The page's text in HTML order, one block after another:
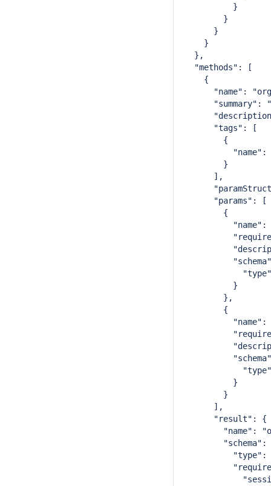
}
}
}
}
},
"methods": [
{
"name":
"summary":
"description":
"tags": [
{
"name":
}
],
"params": [
{
"name":
"type":
}
},
{
"name":
"description":
"type":
}
}
],
"result": {
"name":
"schema":
"type":